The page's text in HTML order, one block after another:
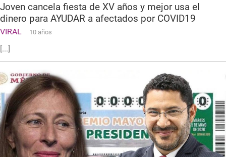
Joven cancela fiesta de XV años y mejor usa el
dinero para AYUDAR a afectados por COVID19
VIRAL 10 años
[...]